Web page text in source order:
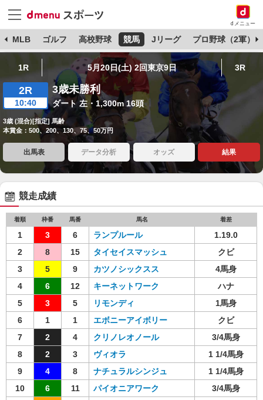
dメニュー
MLB ゴルフ 高校野球 競馬 Jリーグ プロ野球（2軍）
1R 5月20日(土) 2回東京9日 3R
2R
10:40
3歳未勝利
ダート 左・1,300m 16頭
3歳 (混合)[指定] 馬齢
本賞金：500、200、130、75、50万円
出馬表 データ分析 オッズ 結果
競走成績
着順 枠番 馬番 馬名 着差
1 3 6 ランプルール
1.19.0
2
8 15 タイセイスマッシュ
クビ
3
5 9 カツノシックスス
4馬身
4
6 12 キーネットワーク
ハナ
5
3 5 リモンディ
1馬身
6
1 1 エボニーアイボリー
クビ
7
2 4 クリノレオノール
3/4馬身
8
2 3 ヴィオラ
1 1/4馬身
9
4 8 ナチュラルシンジュ
1 1/4馬身
10
6 11 パイオニアワーク
3/4馬身